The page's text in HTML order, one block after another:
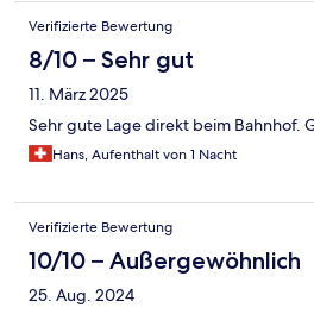
Verifizierte Bewertung
8/10 – Sehr gut
11. März 2025
Sehr gute Lage direkt beim Bahnhof.
Hans, Aufenthalt von 1 Nacht
Verifizierte Bewertung
10/10 – Außergewöhnlich
25. Aug. 2024